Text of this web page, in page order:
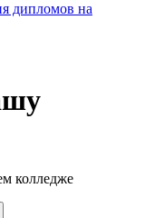
дипломов на
колледже